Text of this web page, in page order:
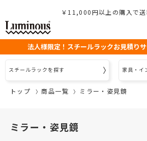
￥11,000円以上の購入で
法人様限定！スチールラックお見積り
スチールラックを探す 家具・イ
トップ 商品一覧 ミラー・姿見鏡
ミラー・姿見鏡